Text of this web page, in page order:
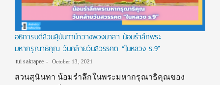
อธิการบดีสวนสุนันทานำวางพวงมาลา น้อมรำลึกพระ
มหากรุณาธิคุณ วันคล้ายวันสวรรคต “ในหลวง ร.9”
tui sakrapee October 13, 2021
สวนสุนันทา น้อมรำลึกในพระมหากรุณาธิคุณของ